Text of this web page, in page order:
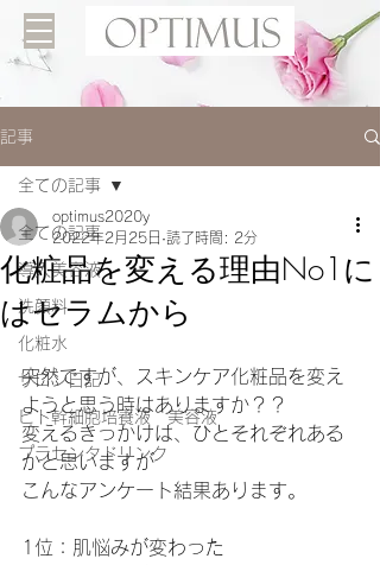
記事
全ての記事
導入美容液
洗顔料
化粧水
サロン日記
ヒト幹細胞培養液 美容液
プラセンタドリンク
全ての記事
化粧品を変える理由No1に
はセラムから
optimus2020y
2022年2月25日 読了時間: 2分
突然ですが、スキンケア化粧品を変え
ようと思う時はありますか？？
変えるきっかけは、ひとそれぞれある
かと思いますが
こんなアンケート結果あります。
1位：肌悩みが変わった